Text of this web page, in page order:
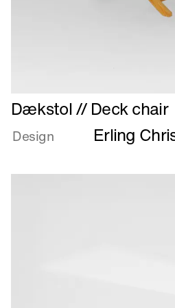
Læs
mere
om
Dækstol // Deck chair
Design Erling